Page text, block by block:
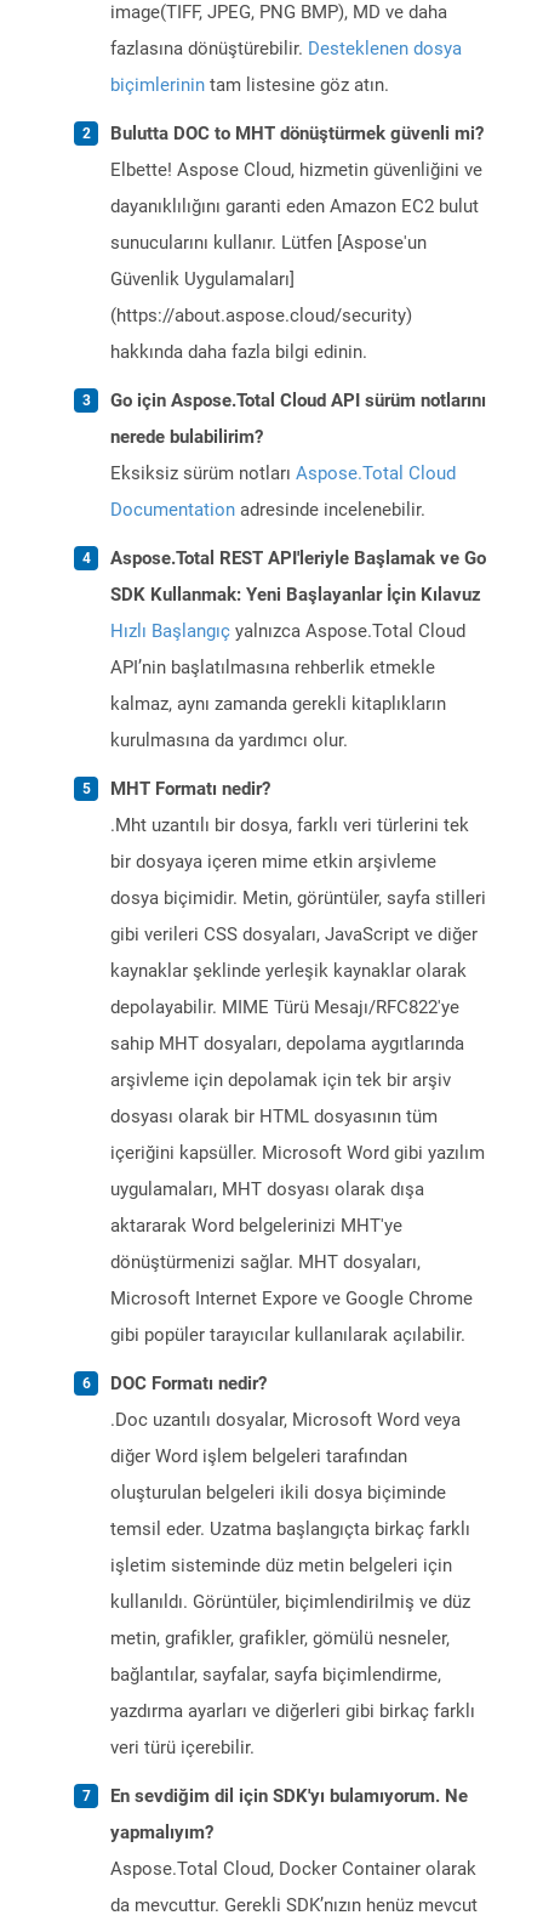
image(TIFF, JPEG, PNG BMP), MD ve daha
fazlasına dönüştürebilir. Desteklenen dosya
biçimlerinin tam listesine göz atın.
Bulutta DOC to MHT dönüştürmek güvenli mi?
Elbette! Aspose Cloud, hizmetin güvenliğini ve
dayanıklılığını garanti eden Amazon EC2 bulut
sunucularını kullanır. Lütfen [Aspose'un
Güvenlik Uygulamaları]
(https://about.aspose.cloud/security)
hakkında daha fazla bilgi edinin.
Go için Aspose.Total Cloud API sürüm notlarını
nerede bulabilirim?
Eksiksiz sürüm notları Aspose.Total Cloud
Documentation adresinde incelenebilir.
Aspose.Total REST API'leriyle Başlamak ve Go
SDK Kullanmak: Yeni Başlayanlar İçin Kılavuz
Hızlı Başlangıç yalnızca Aspose.Total Cloud
API’nin başlatılmasına rehberlik etmekle
kalmaz, aynı zamanda gerekli kitaplıkların
kurulmasına da yardımcı olur.
MHT Formatı nedir?
.Mht uzantılı bir dosya, farklı veri türlerini tek
bir dosyaya içeren mime etkin arşivleme
dosya biçimidir. Metin, görüntüler, sayfa stilleri
gibi verileri CSS dosyaları, JavaScript ve diğer
kaynaklar şeklinde yerleşik kaynaklar olarak
depolayabilir. MIME Türü Mesajı/RFC822'ye
sahip MHT dosyaları, depolama aygıtlarında
arşivleme için depolamak için tek bir arşiv
dosyası olarak bir HTML dosyasının tüm
içeriğini kapsüller. Microsoft Word gibi yazılım
uygulamaları, MHT dosyası olarak dışa
aktararak Word belgelerinizi MHT'ye
dönüştürmenizi sağlar. MHT dosyaları,
Microsoft Internet Expore ve Google Chrome
gibi popüler tarayıcılar kullanılarak açılabilir.
DOC Formatı nedir?
.Doc uzantılı dosyalar, Microsoft Word veya
diğer Word işlem belgeleri tarafından
oluşturulan belgeleri ikili dosya biçiminde
temsil eder. Uzatma başlangıçta birkaç farklı
işletim sisteminde düz metin belgeleri için
kullanıldı. Görüntüler, biçimlendirilmiş ve düz
metin, grafikler, grafikler, gömülü nesneler,
bağlantılar, sayfalar, sayfa biçimlendirme,
yazdırma ayarları ve diğerleri gibi birkaç farklı
veri türü içerebilir.
En sevdiğim dil için SDK'yı bulamıyorum. Ne
yapmalıyım?
Aspose.Total Cloud, Docker Container olarak
da mevcuttur. Gerekli SDK’nızın henüz mevcut